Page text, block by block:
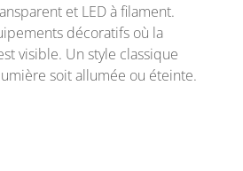
et LED à filament.
décoratifs où la
visible. Un style classique
soit allumée ou éteinte.